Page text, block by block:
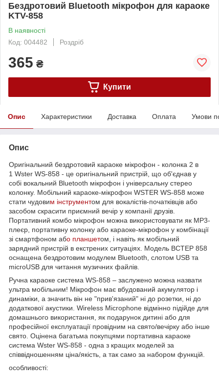
Бездротовий Bluetooth мікрофон для караоке
KTV-858
В наявності
Код: 004482
Роздріб
365 ₴
Купити
Опис Характеристики Доставка Оплата Умови
Опис
Оригінальний бездротовий караоке мікрофон - колонка 2 в
1 Wster WS-858 - це оригінальний пристрій, що об'єднав у
собі вокальний Bluetooth мікрофон і універсальну стерео
колонку. Мобільний караоке-мікрофон WSTER WS-858 може
стати чудовим інструментом для вокалістів-початківців або
засобом скрасити приємний вечір у компанії друзів.
Портативний комбо мікрофон можна використовувати як MP3-
плеєр, портативну колонку або караоке-мікрофон у комбінації
зі смартфоном або планшетом, і навіть як мобільний
зарядний пристрій в екстрених ситуаціях. Модель ВСТЕР 858
оснащена бездротовим модулем Bluetooth, слотом USB та
microUSB для читання музичних файлів.
Ручна караоке система WS-858 – заслужено можна назвати
ультра мобільним! Мікрофон має вбудований акумулятор і
динаміки, а значить він не "прив'язаний" ні до розетки, ні до
додаткової акустики. Wireless Microphone відмінно підійде для
домашнього використання, як подарунок дитині або для
професійної експлуатації провідним на свято/вечірку або інше
свято. Оцінена багатьма покупцями портативна караоке
система Wster WS-858 - одна з кращих моделей за
співвідношенням ціна/якість, а так само за набором функцій.
особливості: